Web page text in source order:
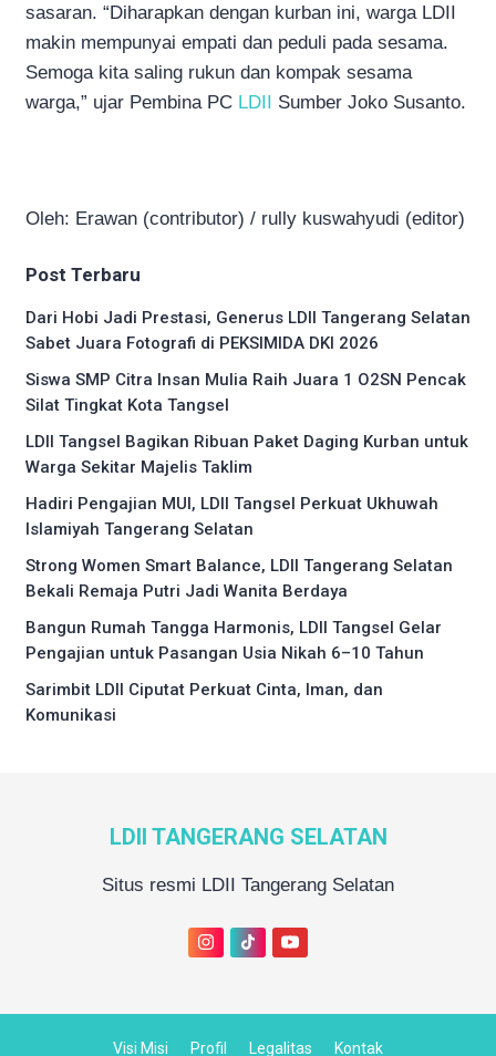
sasaran. “Diharapkan dengan kurban ini, warga LDII
makin mempunyai empati dan peduli pada sesama.
Semoga kita saling rukun dan kompak sesama
warga,” ujar Pembina PC LDII Sumber Joko Susanto.
Oleh: Erawan (contributor) / rully kuswahyudi (editor)
Post Terbaru
Dari Hobi Jadi Prestasi, Generus LDII Tangerang Selatan
Sabet Juara Fotografi di PEKSIMIDA DKI 2026
Siswa SMP Citra Insan Mulia Raih Juara 1 O2SN Pencak
Silat Tingkat Kota Tangsel
LDII Tangsel Bagikan Ribuan Paket Daging Kurban untuk
Warga Sekitar Majelis Taklim
Hadiri Pengajian MUI, LDII Tangsel Perkuat Ukhuwah
Islamiyah Tangerang Selatan
Strong Women Smart Balance, LDII Tangerang Selatan
Bekali Remaja Putri Jadi Wanita Berdaya
Bangun Rumah Tangga Harmonis, LDII Tangsel Gelar
Pengajian untuk Pasangan Usia Nikah 6–10 Tahun
Sarimbit LDII Ciputat Perkuat Cinta, Iman, dan
Komunikasi
LDII TANGERANG SELATAN
Situs resmi LDII Tangerang Selatan
Visi Misi Profil Legalitas Kontak